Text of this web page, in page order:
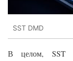
SST DMD
В целом, SST